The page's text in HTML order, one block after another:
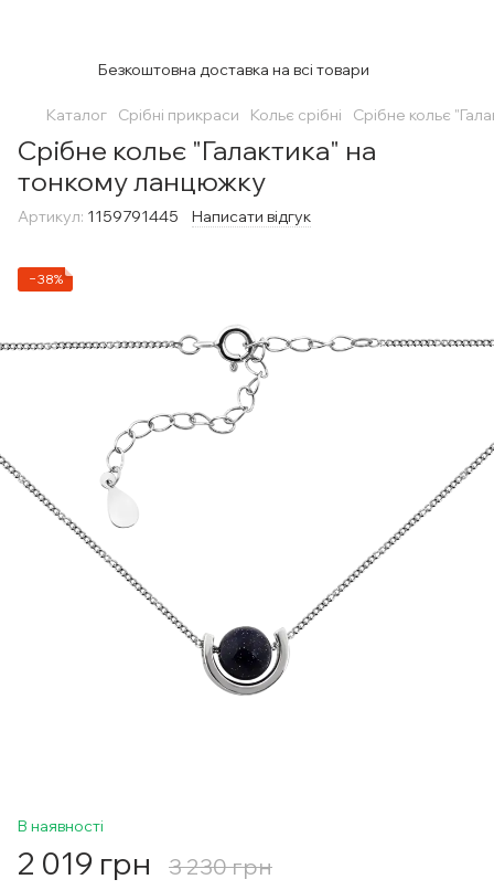
Безкоштовна доставка на всі товари
Каталог Срібні прикраси Кольє срібні Срібне кольє
Срібне кольє "Галактика" на
тонкому ланцюжку
Артикул: 1159791445 Написати відгук
−38%
В наявності
2 019 грн 3 230 грн